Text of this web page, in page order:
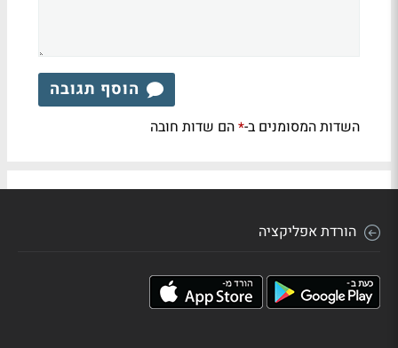
הוסף תגובה
השדות המסומנים ב-*הם שדות חובה
הורדת אפליקציה